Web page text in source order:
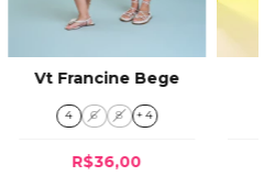
Vt Francine Bege
4 6 8 + 4
R$36,00